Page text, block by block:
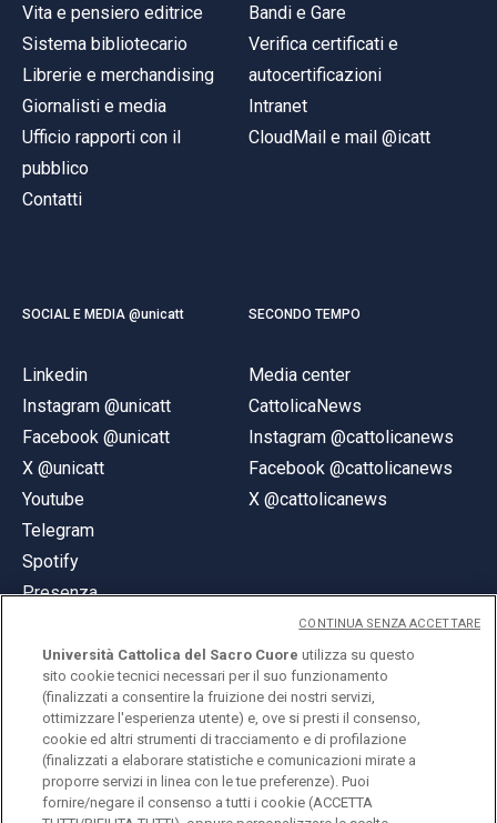
Vita e pensiero editrice
Sistema bibliotecario
Librerie e merchandising
Giornalisti e media
Ufficio rapporti con il
pubblico
Contatti
Bandi e Gare
Verifica certificati e
autocertificazioni
Intranet
CloudMail e mail @icatt
SOCIAL E MEDIA @unicatt
Linkedin
Instagram @unicatt
Facebook @unicatt
X @unicatt
Youtube
Telegram
Spotify
Presenza
SECONDO TEMPO
Media center
CattolicaNews
Instagram @cattolicanews
Facebook @cattolicanews
X @cattolicanews
© Università Cattolica del Sacro Cuore
Largo A. Gemelli 1, 20123 Milano
PI 02133120150
Università Cattolica del Sacro Cuore utilizza su questo
sito cookie tecnici necessari per il suo funzionamento
(finalizzati a consentire la fruizione dei nostri servizi,
ottimizzare l'esperienza utente) e, ove si presti il consenso,
cookie ed altri strumenti di tracciamento e di profilazione
(finalizzati a elaborare statistiche e comunicazioni mirate a
proporre servizi in linea con le tue preferenze). Puoi
fornire/negare il consenso a tutti i cookie (ACCETTA
CONTINUA SENZA ACCETTARE